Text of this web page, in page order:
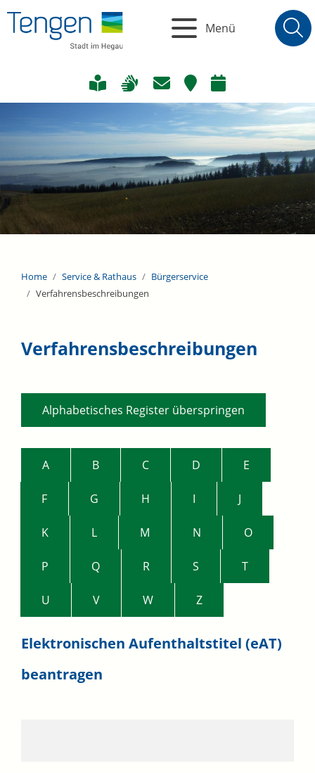
Menü
Home Service & Rathaus
Bürgerservice
Verfahrensbeschreibungen
Verfahrensbeschreibungen
Alphabetisches Register überspringen
A B C D E
F G H I J
K L M N O
P Q R S T
U V W Z
Elektronischen Aufenthaltstitel (eAT)
beantragen